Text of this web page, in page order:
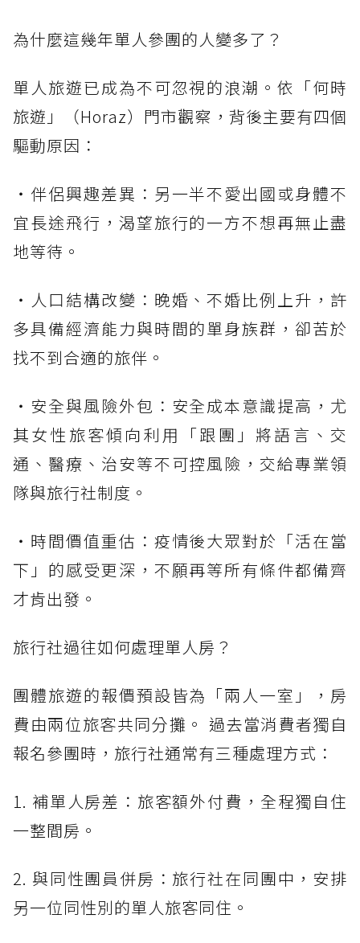
為什麼這幾年單人參團的人變多了？
單人旅遊已成為不可忽視的浪潮。依「何時
旅遊」（Horaz）門市觀察，背後主要有四個
驅動原因：
・伴侶興趣差異：另一半不愛出國或身體不
宜長途飛行，渴望旅行的一方不想再無止盡
地等待。
・人口結構改變：晚婚、不婚比例上升，許
多具備經濟能力與時間的單身族群，卻苦於
找不到合適的旅伴。
・安全與風險外包：安全成本意識提高，尤
其女性旅客傾向利用「跟團」將語言、交
通、醫療、治安等不可控風險，交給專業領
隊與旅行社制度。
・時間價值重估：疫情後大眾對於「活在當
下」的感受更深，不願再等所有條件都備齊
才肯出發。
旅行社過往如何處理單人房？
團體旅遊的報價預設皆為「兩人一室」，房
費由兩位旅客共同分攤。 過去當消費者獨自
報名參團時，旅行社通常有三種處理方式：
1. 補單人房差：旅客額外付費，全程獨自住
一整間房。
2. 與同性團員併房：旅行社在同團中，安排
另一位同性別的單人旅客同住。